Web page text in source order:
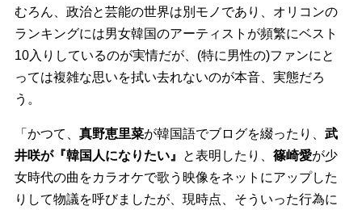
むろん、政治と芸能の世界は別モノであり、オリコンの
ランキングには男女韓国のアーティストが頻繁にベスト
10入りしているのが実情だが、(特に男性の)ファンにと
っては複雑な思いを拭い去れないのが本音、実態だろ
う。
「かつて、真野恵里菜が韓国語でブログを綴ったり、武
井咲が『韓国人になりたい』 と表明したり、篠崎愛が少
女時代の曲をカラオケで歌う映像をネットにアップした
りして物議を呼びましたが、現時点、そういった行為に